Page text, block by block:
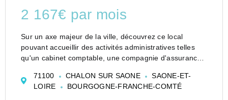
2 167€ par mois
Sur un axe majeur de la ville, découvrez ce local
pouvant accueillir des activités administratives telles
qu'un cabinet comptable, une compagnie d'assurance
service ou toute autre activité libérale.<...
71100 CHALON SUR SAONE
SAONE-ET-
LOIRE
BOURGOGNE-FRANCHE-COMTÉ